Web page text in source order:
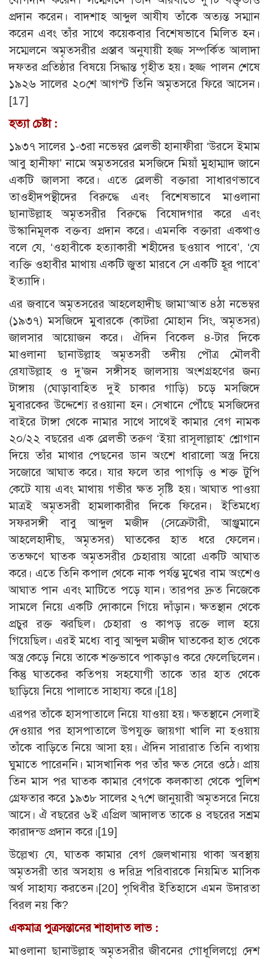
প্রদান করেন। বাদশাহ আব্দুল আযীয তাঁকে অত্যন্ত সম্মান
করেন এবং তাঁর সাথে কয়েকবার বিশেষভাবে মিলিত হন।
সম্মেলনে অমৃতসরীর প্রস্তাব অনুযায়ী হজ্জ সম্পর্কিত আলাদা
দফতর প্রতিষ্ঠার বিষয়ে সিদ্ধান্ত গৃহীত হয়। হজ্জ পালন শেষে
১৯২৬ সালের ২০শে আগস্ট তিনি অমৃতসরে ফিরে আসেন।
[17]
হত্যা চেষ্টা :
১৯৩৭ সালের ১-৩রা নভেম্বর ব্রেলভী হানাফীরা ‘উরসে ইমাম
আবু হানীফা’ নামে অমৃতসরের মসজিদে মিয়াঁ মুহাম্মাদ জানে
একটি জালসা করে। এতে ব্রেলভী বক্তারা সাধারণভাবে
তাওহীদপন্থীদের বিরুদ্ধে এবং বিশেষভাবে মাওলানা
ছানাউল্লাহ অমৃতসরীর বিরুদ্ধে বিষোদগার করে এবং
উস্কানিমূলক বক্তব্য প্রদান করে। এমনকি বক্তারা একথাও
বলে যে, ‘ওহাবীকে হত্যাকারী শহীদের ছওয়াব পাবে’, ‘যে
ব্যক্তি ওহাবীর মাথায় একটি জুতা মারবে সে একটি হূর পাবে’
ইত্যাদি।
এর জবাবে অমৃতসরের আহলেহাদীছ জামা‘আত ৪ঠা নভেম্বর
(১৯৩৭) মসজিদে মুবারকে (কাটরা মোহান সিং, অমৃতসর)
জালসার আয়োজন করে। ঐদিন বিকেল ৪-টার দিকে
মাওলানা ছানাউল্লাহ অমৃতসরী তদীয় পৌত্র মৌলবী
রেযাউল্লাহ ও দু’জন সঙ্গীসহ জালসায় অংশগ্রহণের জন্য
টাঙ্গায় (ঘোড়াবাহিত দুই চাকার গাড়ি) চড়ে মসজিদে
মুবারকের উদ্দেশ্যে রওয়ানা হন। সেখানে পৌঁছে মসজিদের
বাইরে টাঙ্গা থেকে নামার সাথে সাথেই কামার বেগ নামক
২০/২২ বছরের এক ব্রেলভী তরুণ ‘ইয়া রাসূলাল্লাহ’ শ্লোগান
দিয়ে তাঁর মাথার পেছনের ডান অংশে ধারালো অস্ত্র দিয়ে
সজোরে আঘাত করে। যার ফলে তার পাগড়ি ও শক্ত টুপি
কেটে যায় এবং মাথায় গভীর ক্ষত সৃষ্টি হয়। আঘাত পাওয়া
মাত্রই অমৃতসরী হামলাকারীর দিকে ফিরেন। ইতিমধ্যে
সফরসঙ্গী বাবু আব্দুল মজীদ (সেক্রেটারী, আঞ্জুমানে
আহলেহাদীছ, অমৃতসর) ঘাতকের হাত ধরে ফেলেন।
ততক্ষণে ঘাতক অমৃতসরীর চেহারায় আরো একটি আঘাত
করে। এতে তিনি কপাল থেকে নাক পর্যন্ত মুখের বাম অংশেও
আঘাত পান এবং মাটিতে পড়ে যান। তারপর দ্রুত নিজেকে
সামলে নিয়ে একটি দোকানে গিয়ে দাঁড়ান। ক্ষতস্থান থেকে
প্রচুর রক্ত ঝরছিল। চেহারা ও কাপড় রক্তে লাল হয়ে
গিয়েছিল। এরই মধ্যে বাবু আব্দুল মজীদ ঘাতকের হাত থেকে
অস্ত্র কেড়ে নিয়ে তাকে শক্তভাবে পাকড়াও করে ফেলেছিলেন।
কিন্তু ঘাতকের কতিপয় সহযোগী তাকে তার হাত থেকে
ছাড়িয়ে নিয়ে পালাতে সাহায্য করে।[18]
এরপর তাঁকে হাসপাতালে নিয়ে যাওয়া হয়। ক্ষতস্থানে সেলাই
দেওয়ার পর হাসপাতালে উপযুক্ত জায়গা খালি না হওয়ায়
তাঁকে বাড়িতে নিয়ে আসা হয়। ঐদিন সারারাত তিনি ব্যথায়
ঘুমাতে পারেননি। মাসখানিক পর তাঁর ক্ষত সেরে ওঠে। প্রায়
তিন মাস পর ঘাতক কামার বেগকে কলকাতা থেকে পুলিশ
গ্রেফতার করে ১৯৩৮ সালের ২৭শে জানুয়ারী অমৃতসরে নিয়ে
আসে। ঐ বছরের ৬ই এপ্রিল আদালত তাকে ৪ বছরের সশ্রম
কারাদন্ড প্রদান করে।[19]
উল্লেখ্য যে, ঘাতক কামার বেগ জেলখানায় থাকা অবস্থায়
অমৃতসরী তার অসহায় ও দরিদ্র পরিবারকে নিয়মিত মাসিক
অর্থ সাহায্য করতেন।[20] পৃথিবীর ইতিহাসে এমন উদারতা
বিরল নয় কি?
একমাত্র পুত্রসন্তানের শাহাদাত লাভ :
মাওলানা ছানাউল্লাহ অমৃতসরীর জীবনের গোধূলিলগ্নে দেশ